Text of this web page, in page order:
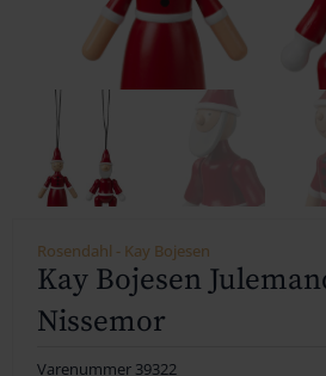
174
204
Rosendahl - Kay Bojesen
Kay Bojesen
Nissemor
Varenummer 39322